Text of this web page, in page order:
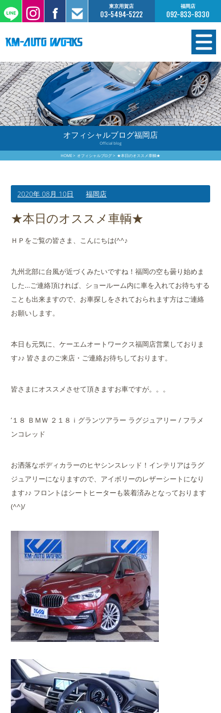
東京用賀店
03-5494-5222
福岡店
092-833-8330
在庫情報
オーダー販売
工場サービス
保証について
買取査定のご案内
店舗案内
会社概要
オフィシャルブログ福岡店
Official blog
HOME オフィシャルブログ ★本日のオススメ車輌★
2020年 08月 10日 福岡店
★本日のオススメ車輌★
ＨＰをご覧の皆さま、こんにちは(^^♪
九州北部に台風が近づくみたいですね！福岡の空も曇り始めま
した…ご連絡頂ければ、ショールーム内に車を入れてお待ちする
ことも出来ますので、お車探しをされておられます方はご連絡
お願いします。
本日も元気に、ケーエムオートワークス福岡店営業しておりま
す♪♪ 皆さまのご来店・ご連絡お待ちしております。
皆さまにオススメさせて頂きますお車ですが。。。
’１８ ＢＭＷ ２１８ｉグランツアラー ラグジュアリー / フラメ
ンコレッド
お洒落なボディカラーのヒヤシンスレッド！インテリアはラグ
ジュアリーになりますので、アイボリーのレザーシートになり
ます♪♪ フロントはシートヒーターも装着済みとなっております
(^^)/